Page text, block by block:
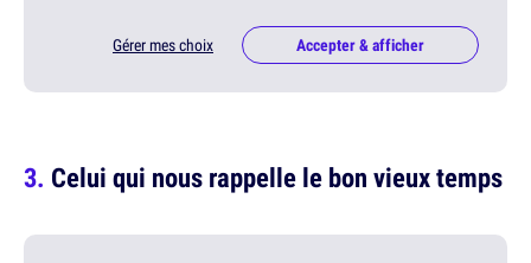
Gérer mes choix Accepter & afficher
Celui qui nous rappelle le bon vieux temps